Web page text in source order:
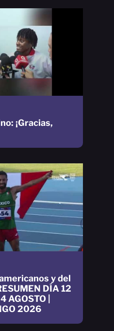
¡Gracias,
y del
DÍA 12
AGOSTO |
2026